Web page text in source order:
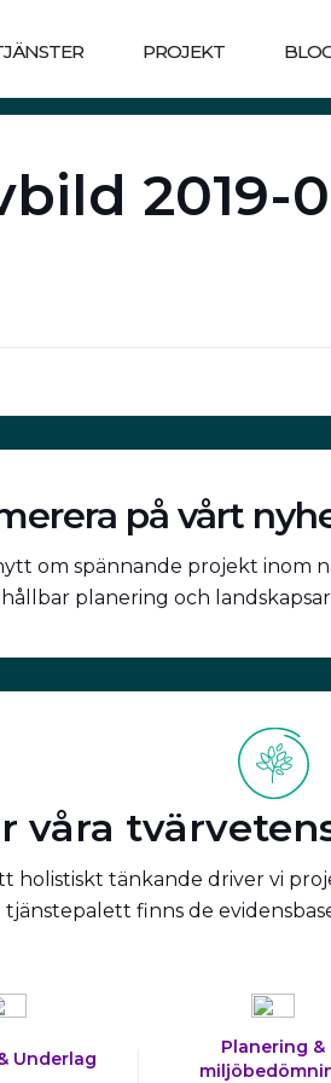
PROJEKT
2019-
på vårt
om spännande projekt inom
planering och
våra
holistiskt tänkande driver vi
finns de
Underlag
Planering &